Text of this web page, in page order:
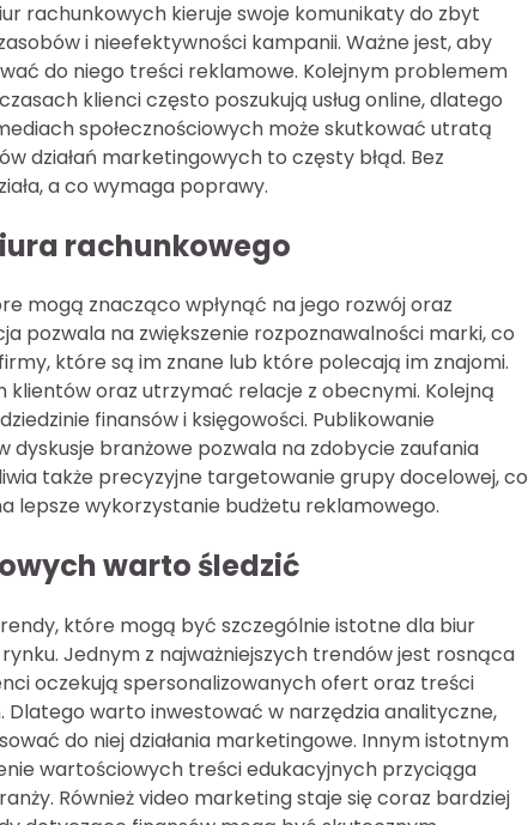
rachunkowych kieruje swoje komunikaty do zbyt
i nieefektywności kampanii. Ważne jest, aby
do niego treści reklamowe. Kolejnym problemem
klienci często poszukują usług online, dlatego
społecznościowych może skutkować utratą
działań marketingowych to częsty błąd. Bez
a co wymaga poprawy.
rachunkowego
mogą znacząco wpłynąć na jego rozwój oraz
pozwala na zwiększenie rozpoznawalności marki, co
które są im znane lub które polecają im znajomi.
oraz utrzymać relacje z obecnymi. Kolejną
finansów i księgowości. Publikowanie
branżowe pozwala na zdobycie zaufania
także precyzyjne targetowanie grupy docelowej, co
lepsze wykorzystanie budżetu reklamowego.
warto śledzić
które mogą być szczególnie istotne dla biur
Jednym z najważniejszych trendów jest rosnąca
oczekują spersonalizowanych ofert oraz treści
warto inwestować w narzędzia analityczne,
do niej działania marketingowe. Innym istotnym
wartościowych treści edukacyjnych przyciąga
Również video marketing staje się coraz bardziej